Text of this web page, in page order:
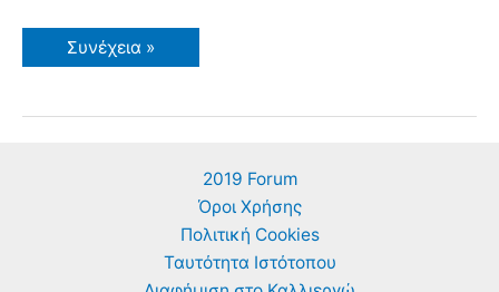
Ξυλόσομπα
και
Τοποθέτηση,
Συνέχεια »
2019 Forum
Όροι Χρήσης
Πολιτική Cookies
Ταυτότητα Ιστότοπου